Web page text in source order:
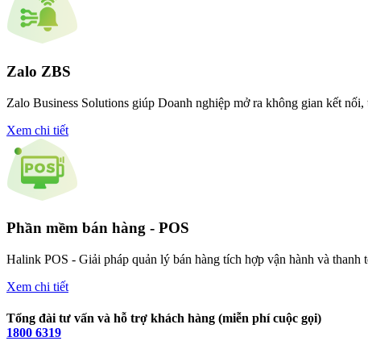
Zalo ZBS
Zalo Business Solutions giúp Doanh nghiệp mở ra không gian kết
Xem chi tiết
Phần mềm bán hàng - POS
Halink POS - Giải pháp quản lý bán hàng tích hợp vận hành và thanh
Xem chi tiết
Tổng đài tư vấn và hỗ trợ khách hàng (miễn phí cuộc gọi)
1800 6319